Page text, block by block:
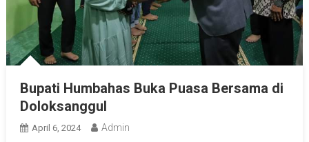
Bupati Humbahas Buka Puasa Bersama di
Doloksanggul
April 6, 2024 Admin